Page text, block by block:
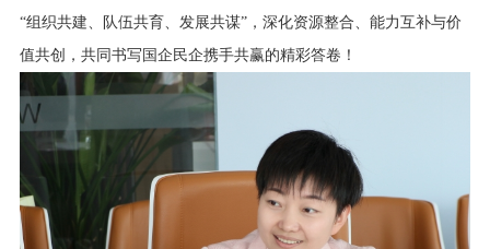
“组织共建、队伍共育、发展共谋”，深化资源整合、能力互补与价
值共创，共同书写国企民企携手共赢的精彩答卷！